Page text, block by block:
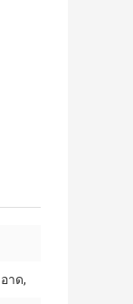
าด,